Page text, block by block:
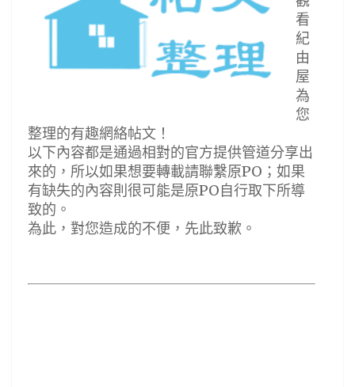
看
紀
由
屋
為
您
整理的有趣網絡帖文！
以下內容都是通過相對的官方提供管道分享出
來的，所以如果想要轉載請聯繫原PO；如果
有缺失的內容則很可能是原PO自行取下所導
致的。
為此，對您造成的不便，先此致歉。